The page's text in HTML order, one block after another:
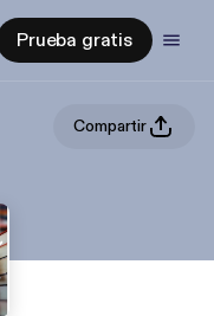
Prueba gratis
Compartir